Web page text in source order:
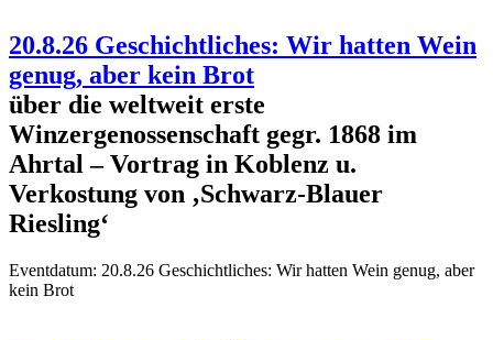
20.8.26 Geschichtliches: Wir hatten Wein
genug, aber kein Brot
über die weltweit erste
Winzergenossenschaft gegr. 1868 im
Ahrtal – Vortrag in Koblenz u.
Verkostung von ‚Schwarz-Blauer
Riesling‘
Eventdatum: 20.8.26 Geschichtliches: Wir hatten Wein genug, aber
kein Brot